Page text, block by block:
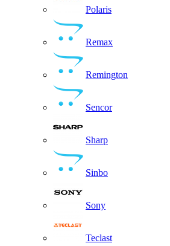
Polaris
Remax
Remington
Sencor
Sharp
Sinbo
Sony
Teclast